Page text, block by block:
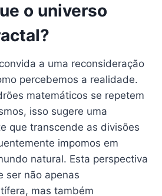
o universo
a uma reconsideração
percebemos a realidade.
matemáticos se repetem
isso sugere uma
que transcende as divisões
impomos em
natural. Esta perspectiva
ser não apenas
mas também